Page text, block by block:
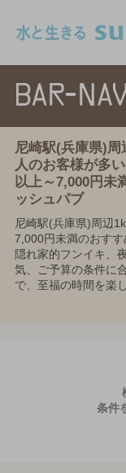
尼崎駅(兵庫県)周
人のお客様が多
以上～7,000円未
ッシュパブ
尼崎駅(兵庫県)周辺
7,000円未満のおすす
隠れ家的フンイキ、
気、ご予算の条件に
で、至福の時間を楽
条件